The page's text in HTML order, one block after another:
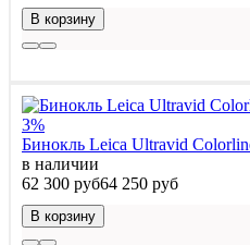
В корзину
3%
Бинокль Leica Ultravid
в наличии
62 300 руб64 250 руб
В корзину